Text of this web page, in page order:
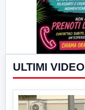
ULTIMI VIDEO